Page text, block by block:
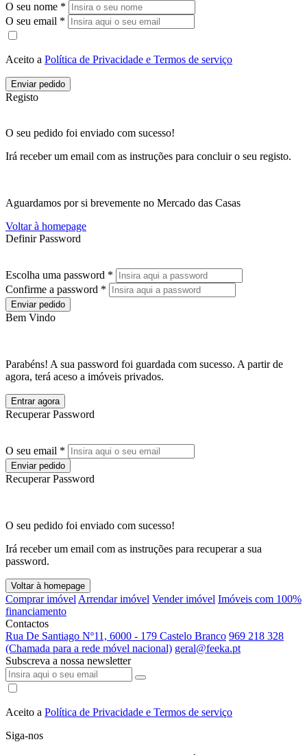
O seu nome *
O seu email *
Aceito a Política de Privacidade e Termos de serviço
Enviar pedido
Registo
O seu pedido foi enviado com sucesso!
Irá receber um email com as instruções para concluir o seu registo.
Aguardamos por si brevemente no Mercado das Casas
Voltar à homepage
Definir Password
Escolha uma password *
Confirme a password *
Enviar pedido
Bem Vindo
Parabéns! A sua password foi guardada com sucesso. A partir de
agora, terá aceso a imóveis privados.
Entrar agora
Recuperar Password
O seu email *
Enviar pedido
Recuperar Password
O seu pedido foi enviado com sucesso!
Irá receber um email com as instruções para recuperar a sua
password.
Voltar à homepage
Comprar imóvel Arrendar imóvel Vender imóvel Imóveis com 100%
financiamento
Contactos
Rua De Santiago Nº11, 6000 - 179 Castelo Branco 969 218 328
(Chamada para a rede móvel nacional) geral@feeka.pt
Subscreva a nossa newsletter
Aceito a Política de Privacidade e Termos de serviço
Siga-nos